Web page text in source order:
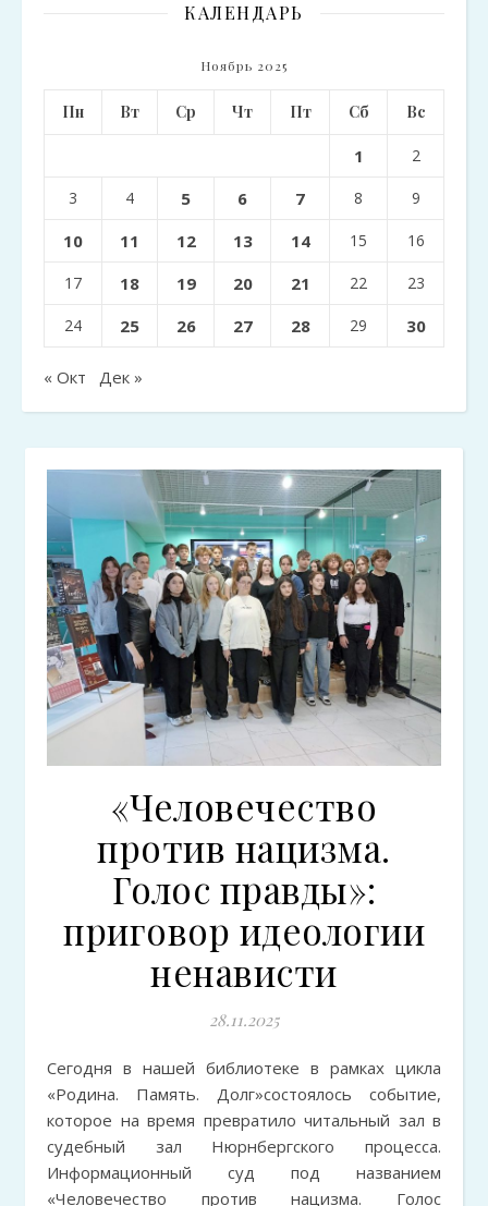
КАЛЕНДАРЬ
Ноябрь 2025
Пн Вт Ср Чт Пт Сб Вс
1 2
3 4 5 6 7 8 9
10 11 12 13 14 15 16
17 18 19 20 21 22 23
24 25 26 27 28 29 30
« Окт Дек »
«Человечество
против нацизма.
Голос правды»:
приговор идеологии
ненависти
28.11.2025
Сегодня в нашей библиотеке в рамках цикла
«Родина. Память. Долг»состоялось событие,
которое на время превратило читальный зал в
судебный зал Нюрнбергского процесса.
Информационный суд под названием
«Человечество против нацизма. Голос